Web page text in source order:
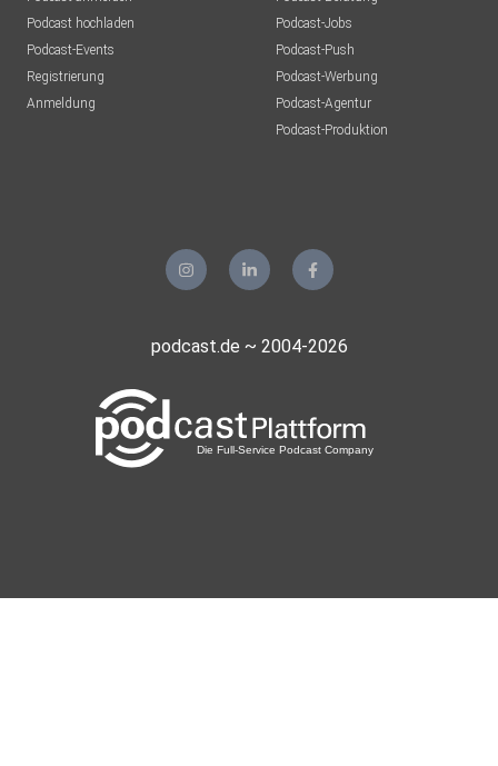
Podcast hochladen
Podcast-Events
Registrierung
Anmeldung
Podcast-Jobs
Podcast-Push
Podcast-Werbung
Podcast-Agentur
Podcast-Produktion
podcast.de ~ 2004-2026